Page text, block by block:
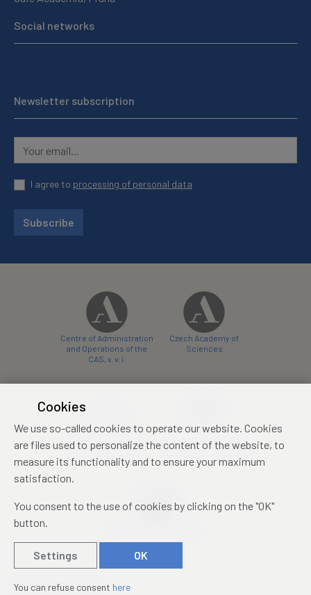
Social networks
Newsletter subscription
I agree to processing of personal data
Subscribe
Centre of Administration
and Operations of the
CAS, v. v. i.
Czech Academy of
Sciences
conference centre
konferenční centrum
© 2019 – 2026Academia
Cookies
We use so-called cookies to operate our website. Cookies
are files used to personalize the content of the website, to
measure its functionality and to ensure your maximum
satisfaction.
You consent to the use of cookies by clicking on the "OK"
button.
Settings OK
You can refuse consent here